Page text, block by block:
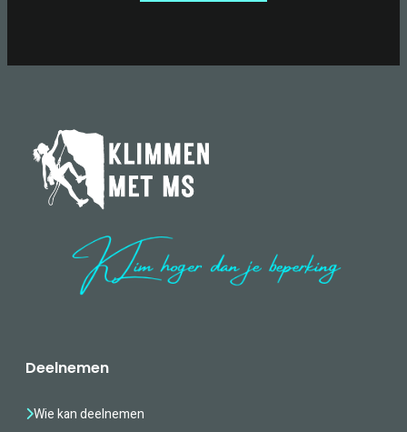
Deelnemen
Wie kan deelnemen